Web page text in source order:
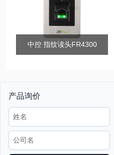
中控 指纹读头FR4300
产品询价